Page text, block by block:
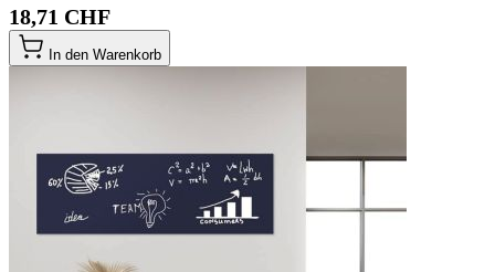
18,71 CHF
In den Warenkorb